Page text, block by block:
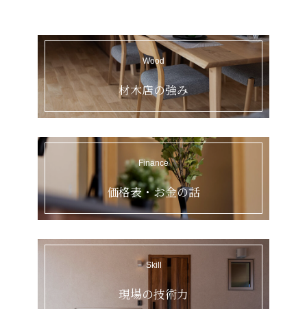
Wood
Finance
Skill